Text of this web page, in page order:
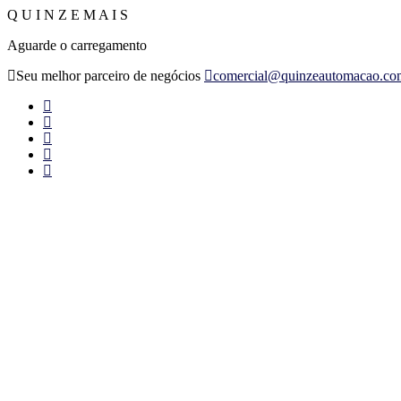
Q U I N Z E M A I S
Aguarde o carregamento
Seu melhor parceiro de negócios